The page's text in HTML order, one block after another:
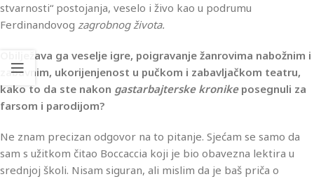
stvarnosti“ postojanja, veselo i živo kao u podrumu
Ferdinandovog zagrobnog života.
Obilježava ga veselje igre, poigravanje žanrovima nabožnim i
zabavnim, ukorijenjenost u pučkom i zabavljačkom teatru,
kako to da ste nakon gastarbajterske kronikeposegnuli za
farsom i parodijom?
Ne znam precizan odgovor na to pitanje. Sjećam se samo da
sam s užitkom čitao Boccaccia koji je bio obavezna lektira u
srednjoj školi. Nisam siguran, ali mislim da je baš priča o